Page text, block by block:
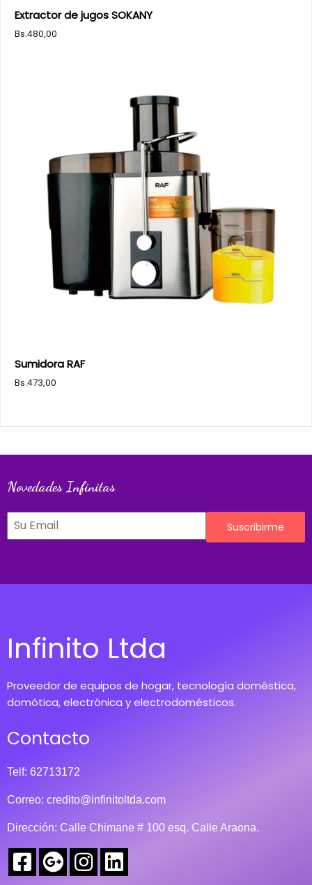
Extractor de jugos SOKANY
Bs.480,00
Sumidora RAF
Bs.473,00
Novedades Infinitas
Suscribirme
Infinito Ltda
Proveedor de equipos de hogar, tecnología doméstica,
domótica, electrónica y electrodomésticos.
Contacto
Telf: 62713172
Correo: credito@infinitoltda.com
Dirección: Calle Chimane # 100 esq. Calle Araona.